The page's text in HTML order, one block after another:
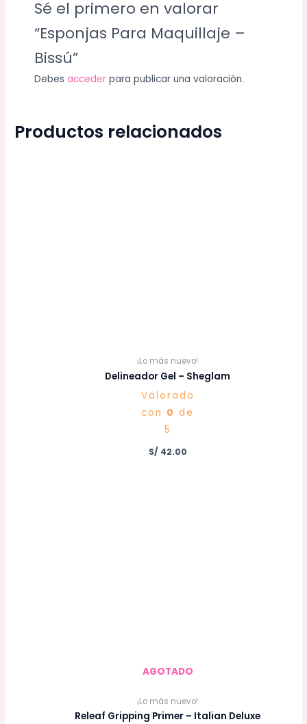
Sé el primero en valorar
“Esponjas Para Maquillaje –
Bissú”
Debesacceder para publicar una valoración.
Productos relacionados
¡Lo más nuevo!
Delineador Gel – Sheglam
Valorado
con 0 de
5
S/ 42.00
AGOTADO
¡Lo más nuevo!
Releaf Gripping Primer – Italian Deluxe